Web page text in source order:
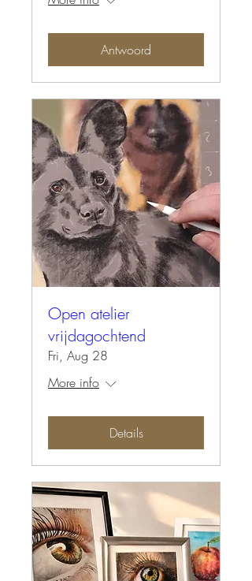
Antwoord
Open atelier
vrijdagochtend
Fri, Aug 28
More info
Details